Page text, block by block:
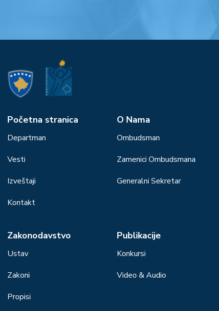
Početna stranica
Departman
Vesti
Izveštaji
Kontakt
О Nama
Ombudsman
Zamenici Ombudsmana
Generalni Sekretar
Zakonodavstvo
Ustav
Zakoni
Propisi
Publikacije
Konkursi
Video & Audio